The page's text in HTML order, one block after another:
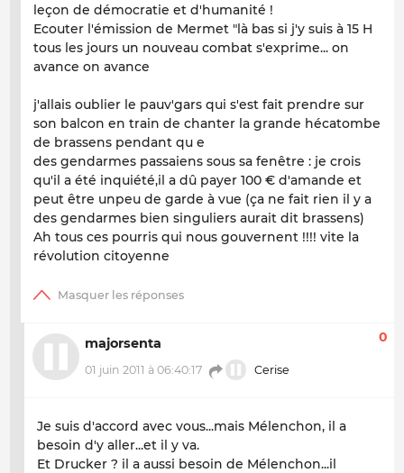
leçon de démocratie et d'humanité !
Ecouter l'émission de Mermet "là bas si j'y suis à 15 H
tous les jours un nouveau combat s'exprime... on
avance on avance
j'allais oublier le pauv'gars qui s'est fait prendre sur
son balcon en train de chanter la grande hécatombe
de brassens pendant qu e
des gendarmes passaiens sous sa fenêtre : je crois
qu'il a été inquiété,il a dû payer 100 € d'amande et
peut être unpeu de garde à vue (ça ne fait rien il y a
des gendarmes bien singuliers aurait dit brassens)
Ah tous ces pourris qui nous gouvernent !!!! vite la
révolution citoyenne
majorsenta
01 juin 2011 à 06:40:17 Cerise
0
Je suis d'accord avec vous...mais Mélenchon, il a
besoin d'y aller...et il y va.
Et Drucker ? il a aussi besoin de Mélenchon...il